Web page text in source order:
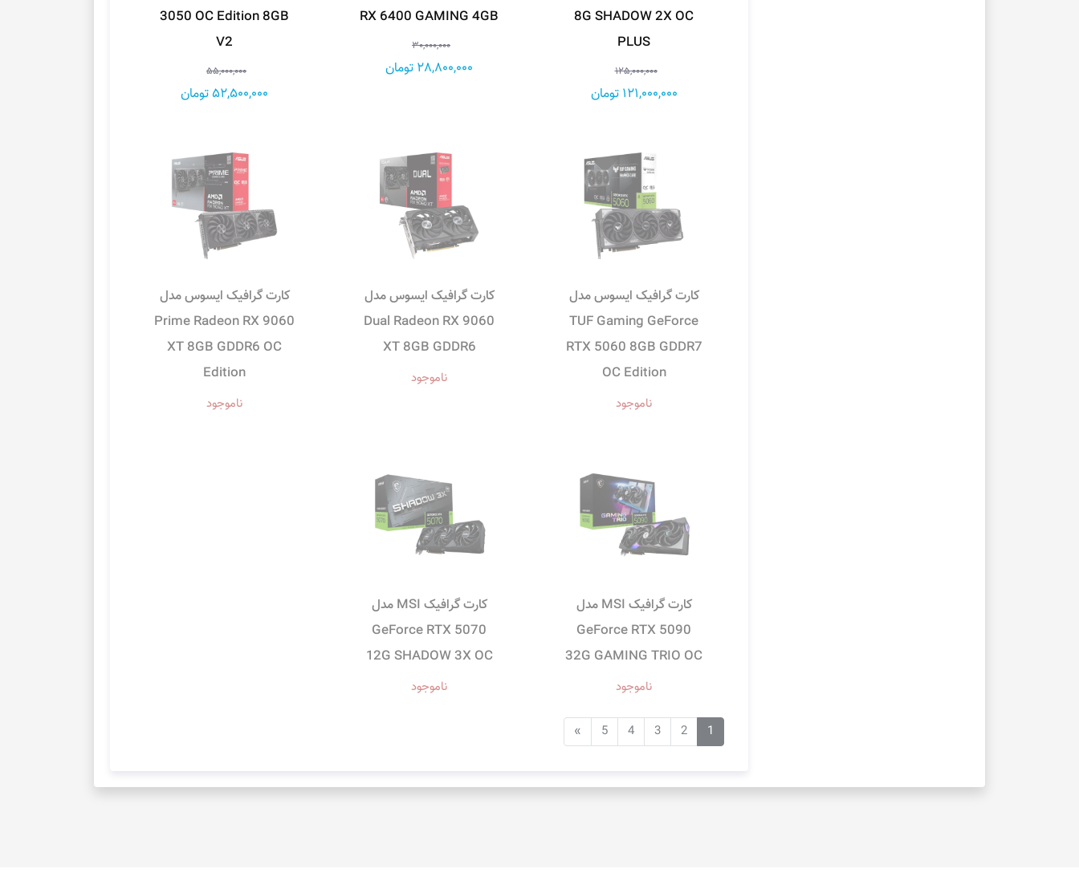
8G SHADOW 2X OC
PLUS
125,000,000
121,000,000 تومان
RX 6400 GAMING 4GB
30,000,000
28,800,000 تومان
3050 OC Edition 8GB
V2
55,000,000
52,500,000 تومان
کارت گرافیک ایسوس مدل
TUF Gaming GeForce
RTX 5060 8GB GDDR7
OC Edition
ناموجود
کارت گرافیک ایسوس مدل
Dual Radeon RX 9060
XT 8GB GDDR6
ناموجود
کارت گرافیک ایسوس مدل
Prime Radeon RX 9060
XT 8GB GDDR6 OC
Edition
ناموجود
کارت گرافیک MSI مدل
GeForce RTX 5090
32G GAMING TRIO OC
ناموجود
کارت گرافیک MSI مدل
GeForce RTX 5070
12G SHADOW 3X OC
ناموجود
1
2
3
4
5
»